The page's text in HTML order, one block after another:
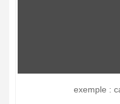
exemple :